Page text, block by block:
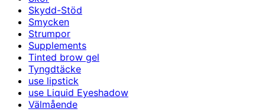
Skydd-Stöd
Smycken
Strumpor
Supplements
Tinted brow gel
Tyngdtäcke
use lipstick
use Liquid Eyeshadow
Välmående